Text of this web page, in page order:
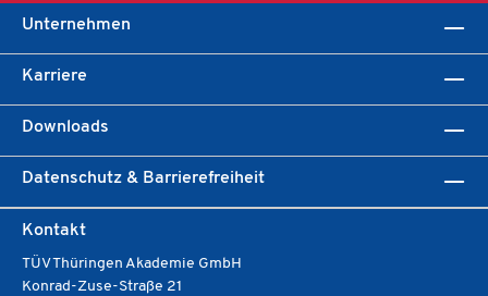
Unternehmen
Karriere
Downloads
Datenschutz & Barrierefreiheit
Kontakt
TÜV Thüringen Akademie GmbH
Konrad-Zuse-Straße 21